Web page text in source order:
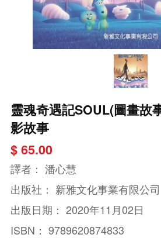
靈魂奇遇記SOUL(圖畫故
影故事
$ 65.00
譯者： 潘心慧
出版社： 新雅文化事業有限公司
出版日期： 2020年11月02日
ISBN： 9789620874833